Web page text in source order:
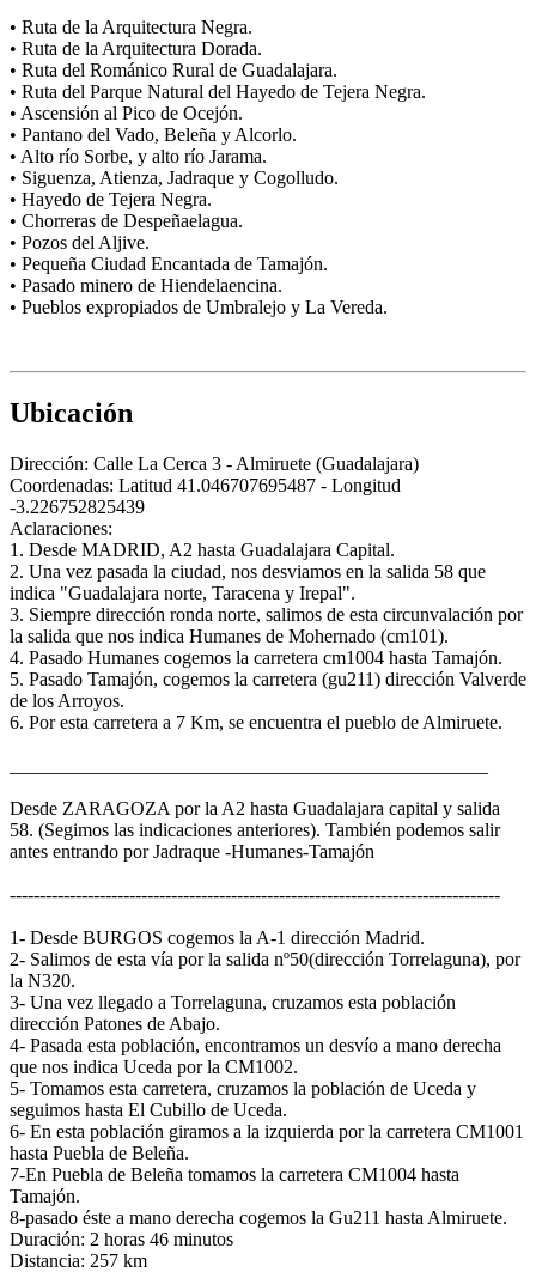
• Ruta de la Arquitectura Negra.
• Ruta de la Arquitectura Dorada.
• Ruta del Románico Rural de Guadalajara.
• Ruta del Parque Natural del Hayedo de Tejera Negra.
• Ascensión al Pico de Ocejón.
• Pantano del Vado, Beleña y Alcorlo.
• Alto río Sorbe, y alto río Jarama.
• Siguenza, Atienza, Jadraque y Cogolludo.
• Hayedo de Tejera Negra.
• Chorreras de Despeñaelagua.
• Pozos del Aljive.
• Pequeña Ciudad Encantada de Tamajón.
• Pasado minero de Hiendelaencina.
• Pueblos expropiados de Umbralejo y La Vereda.
Ubicación
Dirección: Calle La Cerca 3 - Almiruete (Guadalajara)
Coordenadas: Latitud 41.046707695487 - Longitud
-3.226752825439
Aclaraciones:
1. Desde MADRID, A2 hasta Guadalajara Capital.
2. Una vez pasada la ciudad, nos desviamos en la salida 58 que
indica "Guadalajara norte, Taracena y Irepal".
3. Siempre dirección ronda norte, salimos de esta circunvalación por
la salida que nos indica Humanes de Mohernado (cm101).
4. Pasado Humanes cogemos la carretera cm1004 hasta Tamajón.
5. Pasado Tamajón, cogemos la carretera (gu211) dirección Valverde
de los Arroyos.
6. Por esta carretera a 7 Km, se encuentra el pueblo de Almiruete.
Desde ZARAGOZA por la A2 hasta Guadalajara capital y salida
58. (Segimos las indicaciones anteriores). También podemos salir
antes entrando por Jadraque -Humanes-Tamajón
----------------------------------------------------------------------------------
1- Desde BURGOS cogemos la A-1 dirección Madrid.
2- Salimos de esta vía por la salida nº50(dirección Torrelaguna), por
la N320.
3- Una vez llegado a Torrelaguna, cruzamos esta población
dirección Patones de Abajo.
4- Pasada esta población, encontramos un desvío a mano derecha
que nos indica Uceda por la CM1002.
5- Tomamos esta carretera, cruzamos la población de Uceda y
seguimos hasta El Cubillo de Uceda.
6- En esta población giramos a la izquierda por la carretera CM1001
hasta Puebla de Beleña.
7-En Puebla de Beleña tomamos la carretera CM1004 hasta
Tamajón.
8-pasado éste a mano derecha cogemos la Gu211 hasta Almiruete.
Duración: 2 horas 46 minutos
Distancia: 257 km